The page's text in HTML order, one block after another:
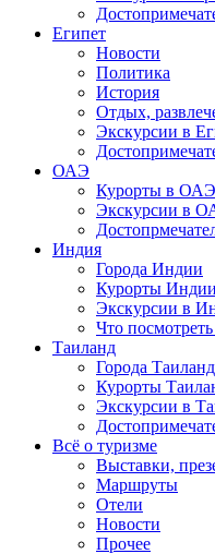
Египет
Новости
Политика
История
Отдых,
Экскурсии в
ОАЭ
Курорты в ОАЭ
Экскурсии в
Индия
Города Индии
Курорты Индии
Экскурсии в
Что
Таиланд
Города
Курорты
Экскурсии в
Всё о туризме
Выставки,
Маршруты
Отели
Новости
Прочее